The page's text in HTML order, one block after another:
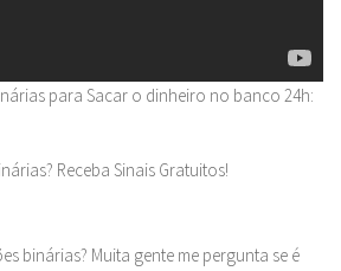
para Sacar o dinheiro no banco 24h:
Receba Sinais Gratuitos!
binárias? Muita gente me pergunta se é